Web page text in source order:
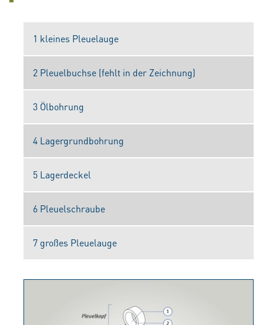
1 kleines Pleuelauge
2 Pleuelbuchse (fehlt in der Zeichnung)
3 Ölbohrung
4 Lagergrundbohrung
5 Lagerdeckel
6 Pleuelschraube
7 großes Pleuelauge